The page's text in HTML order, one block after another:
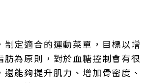
制定適合的運動菜單，目標以增
肪為原則，對於血糖控制會有很
還能夠提升肌力、增加骨密度、